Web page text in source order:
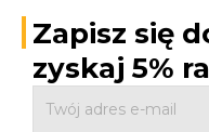
Zapisz się
zyskaj 5%